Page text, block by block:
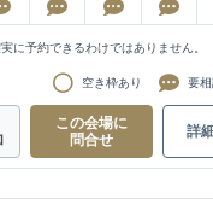
に予約できるわけではありません。
空き枠あり 要相
この会場に
問合せ
詳